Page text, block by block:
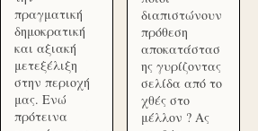
πραγματική
δημοκρατική
και αξιακή
μετεξέλιξη
στην περιοχή
μας. Ενώ
πρότεινα
διαπιστώνουν
πρόθεση
αποκατάστασ
ης γυρίζοντας
σελίδα από το
χθές στο
μέλλον ? Ας